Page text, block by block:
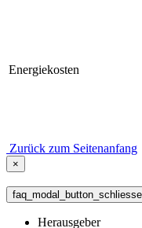
Energiekosten
Zurück zum Seitenanfang
×
Herausgeber